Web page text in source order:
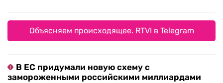
Объясняем происходящее. RTVI в Telegram
В ЕС придумали новую схему с
замороженными российскими миллиардами